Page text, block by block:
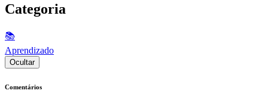
Categoria
📚
Aprendizado
Ocultar
Comentários